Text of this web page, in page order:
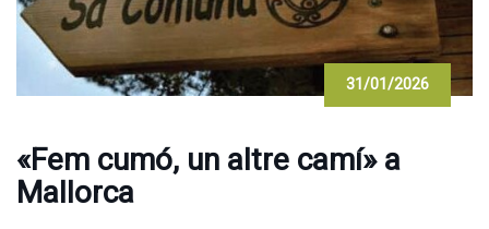
31/01/2026
«Fem cumó, un altre camí» a
Mallorca